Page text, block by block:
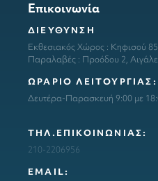
Επικοινωνία
ΔΙΕΥΘΥΝΣΗ
Εκθεσιακός Χώρος : Κηφισού
Παραλαβές : Προόδου 2,
ΩΡΑΡΙΟ ΛΕΙΤΟΥΡΓΙΑΣ:
Δευτέρα-Παρασκευή 9:00 με
ΤΗΛ.ΕΠΙΚΟΙΝΩΝΙΑΣ:
210-2206956
ΕΜΑΙL: